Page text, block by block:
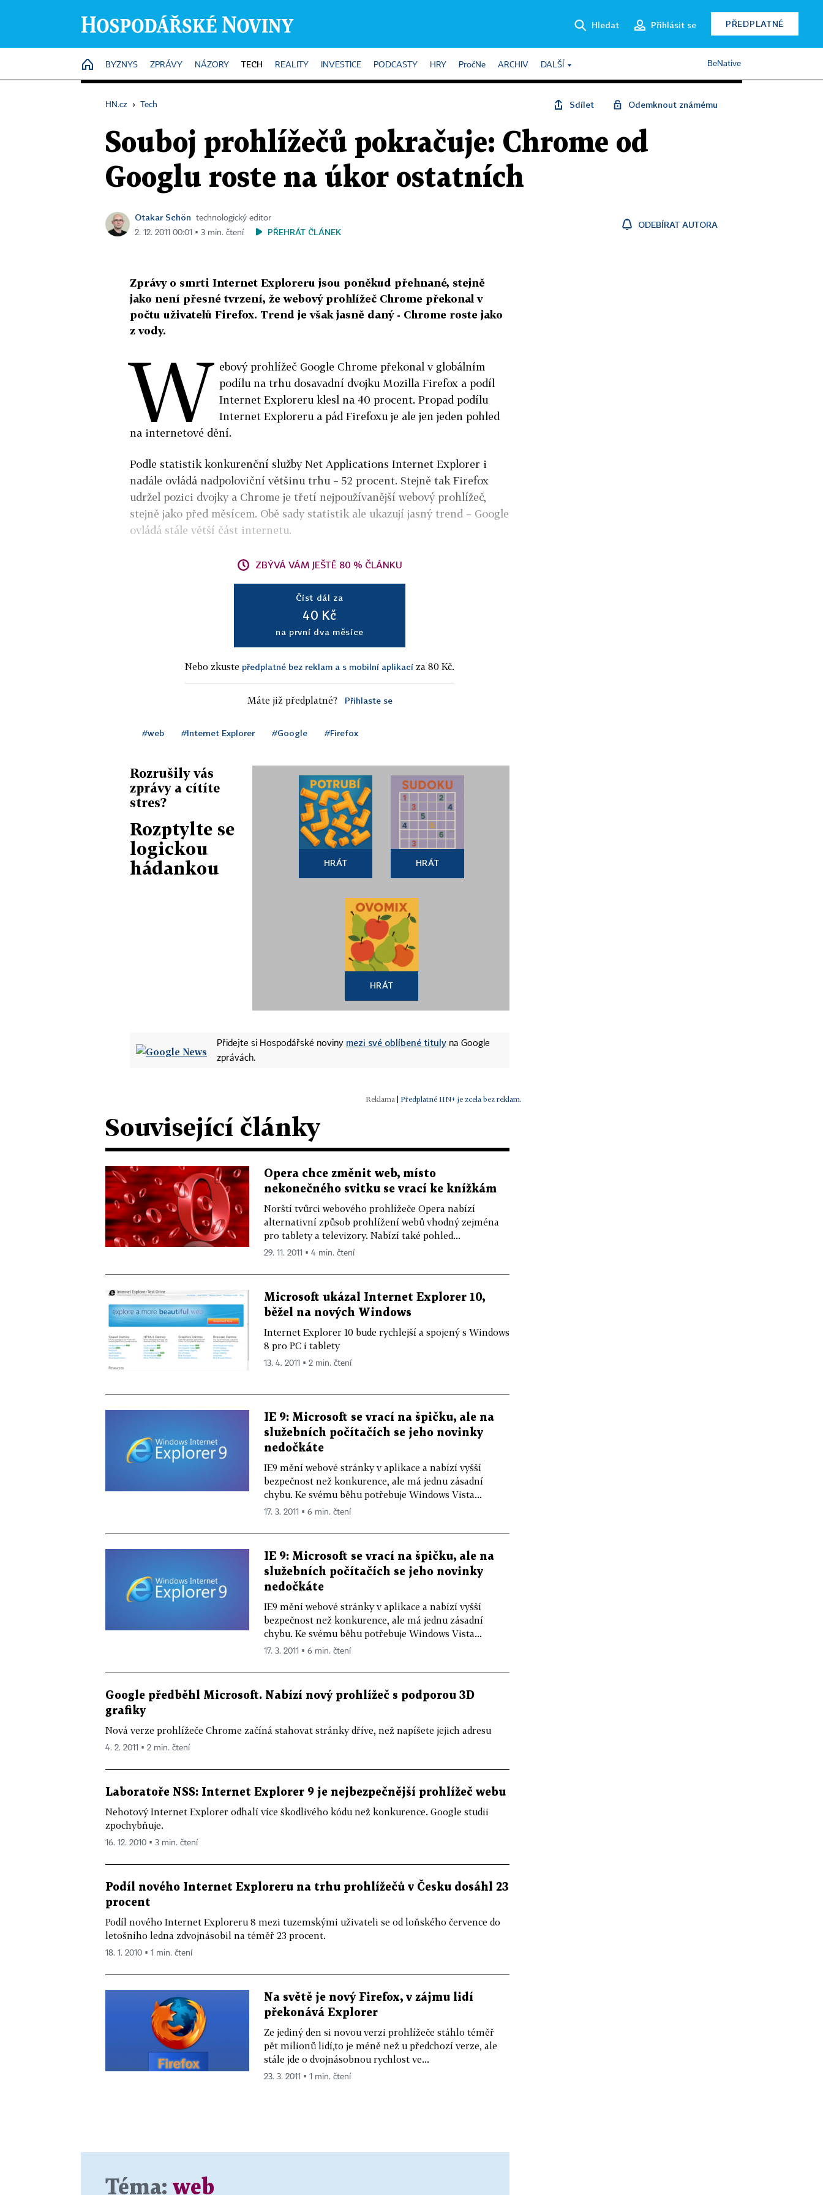
Hledat Přihlásit se PŘEDPLATNÉ
HOME
BYZNYS ZPRÁVY NÁZORY TECH REALITY INVESTICE PODCASTY HRY PročNe ARCHIV DALŠÍ BeNative
HN.cz › Tech Sdílet Odemknout známému
Souboj prohlížečů pokračuje: Chrome od
Googlu roste na úkor ostatních
Otakar Schön
technologický editor
2. 12. 2011 00:01 ▪ 3 min. čtení
PŘEHRÁT ČLÁNEK
ODEBÍRAT AUTORA
Zprávy o smrti Internet Exploreru jsou poněkud přehnané, stejně
jako není přesné tvrzení, že webový prohlížeč Chrome překonal v
počtu uživatelů Firefox. Trend je však jasně daný - Chrome roste jako
z vody.
W ebový prohlížeč Google Chrome překonal v globálním
podílu na trhu dosavadní dvojku Mozilla Firefox a podíl
Internet Exploreru klesl na 40 procent. Propad podílu
Internet Exploreru a pád Firefoxu je ale jen jeden pohled
na internetové dění.
Podle statistik konkurenční služby Net Applications Internet Explorer i
nadále ovládá nadpoloviční většinu trhu – 52 procent. Stejně tak Firefox
udržel pozici dvojky a Chrome je třetí nejpoužívanější webový prohlížeč,
stejně jako před měsícem. Obě sady statistik ale ukazují jasný trend – Google
ovládá stále větší část internetu.
ZBÝVÁ VÁM JEŠTĚ 80 % ČLÁNKU
Číst dál za
40 Kč
na první dva měsíce
Nebo zkuste předplatné bez reklam a s mobilní aplikací za 80 Kč.
Máte již předplatné? Přihlaste se
#web #Internet Explorer #Google #Firefox
Rozrušily vás
zprávy a cítíte
stres?
Rozptylte se
logickou
hádankou
HRÁT HRÁT
HRÁT
Přidejte si Hospodářské noviny mezi své oblíbené tituly na Google
zprávách.
Předplatné HN+ je zcela bez reklam.
Související články
Opera chce změnit web, místo
nekonečného svitku se vrací ke knížkám
Norští tvůrci webového prohlížeče Opera nabízí
alternativní způsob prohlížení webů vhodný zejména
pro tablety a televizory. Nabízí také pohled...
29. 11. 2011 ▪ 4 min. čtení
Microsoft ukázal Internet Explorer 10,
běžel na nových Windows
Internet Explorer 10 bude rychlejší a spojený s Windows
8 pro PC i tablety
13. 4. 2011 ▪ 2 min. čtení
IE 9: Microsoft se vrací na špičku, ale na
služebních počítačích se jeho novinky
nedočkáte
IE9 mění webové stránky v aplikace a nabízí vyšší
bezpečnost než konkurence, ale má jednu zásadní
chybu. Ke svému běhu potřebuje Windows Vista...
17. 3. 2011 ▪ 6 min. čtení
IE 9: Microsoft se vrací na špičku, ale na
služebních počítačích se jeho novinky
nedočkáte
IE9 mění webové stránky v aplikace a nabízí vyšší
bezpečnost než konkurence, ale má jednu zásadní
chybu. Ke svému běhu potřebuje Windows Vista...
17. 3. 2011 ▪ 6 min. čtení
Google předběhl Microsoft. Nabízí nový prohlížeč s podporou 3D
grafiky
Nová verze prohlížeče Chrome začíná stahovat stránky dříve, než napíšete jejich adresu
4. 2. 2011 ▪ 2 min. čtení
Laboratoře NSS: Internet Explorer 9 je nejbezpečnější prohlížeč webu
Nehotový Internet Explorer odhalí více škodlivého kódu než konkurence. Google studii
zpochybňuje.
16. 12. 2010 ▪ 3 min. čtení
Podíl nového Internet Exploreru na trhu prohlížečů v Česku dosáhl 23
procent
Podíl nového Internet Exploreru 8 mezi tuzemskými uživateli se od loňského července do
letošního ledna zdvojnásobil na téměř 23 procent.
18. 1. 2010 ▪ 1 min. čtení
Na světě je nový Firefox, v zájmu lidí
překonává Explorer
Ze jediný den si novou verzi prohlížeče stáhlo téměř
pět milionů lidí,to je méně než u předchozí verze, ale
stále jde o dvojnásobnou rychlost ve...
23. 3. 2011 ▪ 1 min. čtení
Téma: web